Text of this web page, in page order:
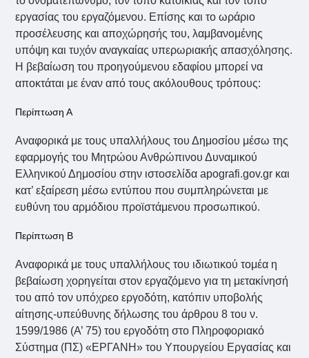
εργασίας του εργαζόμενου. Επίσης και το ωράριο
προσέλευσης και αποχώρησής του, λαμβανομένης
υπόψη και τυχόν αναγκαίας υπερωριακής απασχόλησης.
Η βεβαίωση του προηγούμενου εδαφίου μπορεί να
αποκτάται με έναν από τους ακόλουθους τρόπους:
Περίπτωση Α
Αναφορικά με τους υπαλλήλους του Δημοσίου μέσω της
εφαρμογής του Μητρώου Ανθρώπινου Δυναμικού
Ελληνικού Δημοσίου στην ιστοσελίδα apografi.gov.gr και
κατ’ εξαίρεση μέσω εντύπου που συμπληρώνεται με
ευθύνη του αρμόδιου προϊστάμενου προσωπικού.
Περίπτωση Β
Αναφορικά με τους υπαλλήλους του ιδιωτικού τομέα η
βεβαίωση χορηγείται στον εργαζόμενο για τη μετακίνησή
του από τον υπόχρεο εργοδότη, κατόπιν υποβολής
αίτησης-υπεύθυνης δήλωσης του άρθρου 8 του ν.
1599/1986 (Α’ 75) του εργοδότη στο Πληροφοριακό
Σύστημα (ΠΣ) «ΕΡΓΑΝΗ» του Υπουργείου Εργασίας και